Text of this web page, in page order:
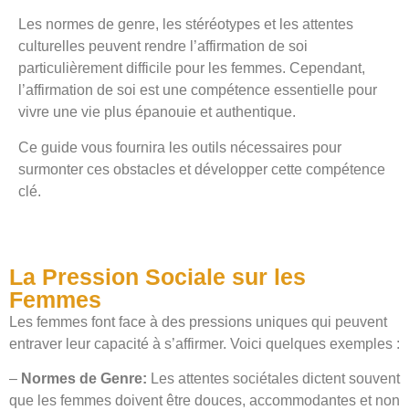
Les normes de genre, les stéréotypes et les attentes
culturelles peuvent rendre l’affirmation de soi
particulièrement difficile pour les femmes. Cependant,
l’affirmation de soi est une compétence essentielle pour
vivre une vie plus épanouie et authentique.
Ce guide vous fournira les outils nécessaires pour
surmonter ces obstacles et développer cette compétence
clé.
La Pression Sociale sur les
Femmes
Les femmes font face à des pressions uniques qui peuvent
entraver leur capacité à s’affirmer. Voici quelques exemples :
– Normes de Genre: Les attentes sociétales dictent souvent
que les femmes doivent être douces, accommodantes et non